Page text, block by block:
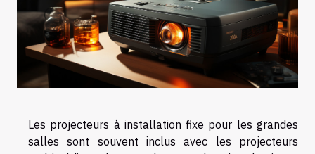
Les projecteurs à installation fixe pour les grandes
salles sont souvent inclus avec les projecteurs